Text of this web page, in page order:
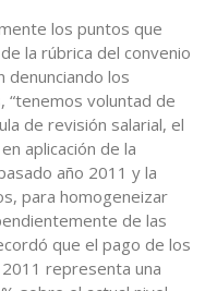
los puntos que
la rúbrica del convenio
denunciando los
voluntad de
de revisión salarial, el
aplicación de la
año 2011 y la
para homogeneizar
de las
que el pago de los
representa una